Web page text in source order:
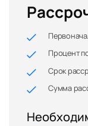
Процент
Срок
Сумма